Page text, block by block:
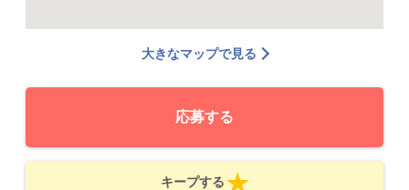
大きなマップで見る
応募する
キープする